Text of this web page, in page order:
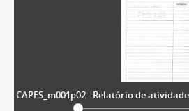
CAPES_m001p02 - Relatório de